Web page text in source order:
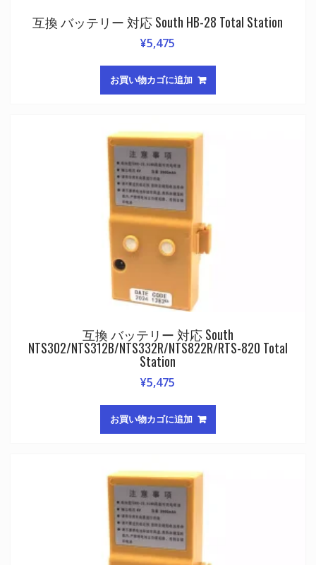
互換 バッテリー 対応 South HB-28 Total Station
¥5,475
お買い物カゴに追加
互換 バッテリー 対応 South
NTS302/NTS312B/NTS332R/NTS822R/RTS-820 Total
Station
¥5,475
お買い物カゴに追加